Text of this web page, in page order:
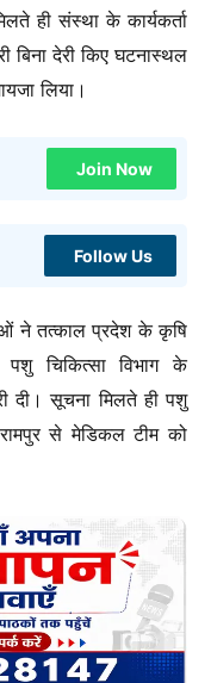
ही संस्था के कार्यकर्ता
बिना देरी किए घटनास्थल
लिया।
Join Now
Follow Us
ने तत्काल प्रदेश के कृषि
चिकित्सा विभाग के
दी। सूचना मिलते ही पशु
से मेडिकल टीम को